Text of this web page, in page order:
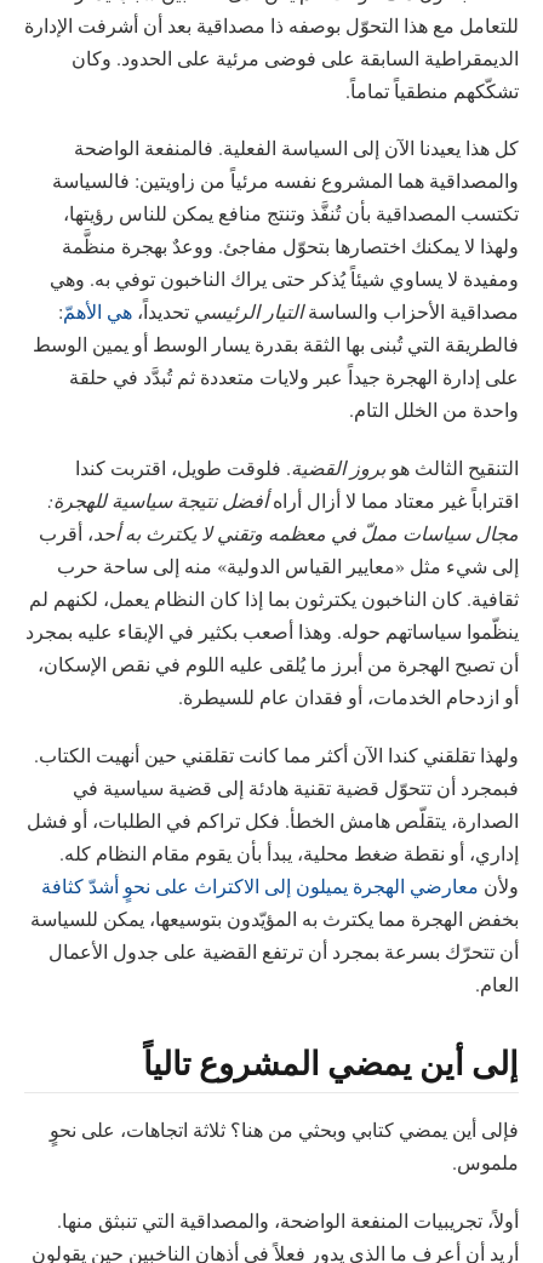
للتعامل مع هذا التحوّل بوصفه ذا مصداقية بعد أن أشرفت الإدارة
الديمقراطية السابقة على فوضى مرئية على الحدود. وكان
تشكّكهم منطقياً تماماً.
كل هذا يعيدنا الآن إلى السياسة الفعلية. فالمنفعة الواضحة
والمصداقية هما المشروع نفسه مرئياً من زاويتين: فالسياسة
تكتسب المصداقية بأن تُنفَّذ وتنتج منافع يمكن للناس رؤيتها،
ولهذا لا يمكنك اختصارها بتحوّل مفاجئ. ووعدٌ بهجرة منظَّمة
ومفيدة لا يساوي شيئاً يُذكر حتى يراك الناخبون توفي به. وهي
مصداقية الأحزاب والساسةالتيار الرئيسي تحديداً، هي الأهمّ:
فالطريقة التي تُبنى بها الثقة بقدرة يسار الوسط أو يمين الوسط
على إدارة الهجرة جيداً عبر ولايات متعددة ثم تُبدَّد في حلقة
واحدة من الخلل التام.
التنقيح الثالث هو بروز القضية. فلوقت طويل، اقتربت كندا
اقتراباً غير معتاد مما لا أزال أراهأفضل نتيجة سياسية للهجرة:
مجال سياسات مملّ في معظمه وتقني لا يكترث به أحد، أقرب
إلى شيء مثل «معايير القياس الدولية» منه إلى ساحة حرب
ثقافية. كان الناخبون يكترثون بما إذا كان النظام يعمل، لكنهم لم
ينظّموا سياساتهم حوله. وهذا أصعب بكثير في الإبقاء عليه بمجرد
أن تصبح الهجرة من أبرز ما يُلقى عليه اللوم في نقص الإسكان،
أو ازدحام الخدمات، أو فقدان عام للسيطرة.
ولهذا تقلقني كندا الآن أكثر مما كانت تقلقني حين أنهيت الكتاب.
فبمجرد أن تتحوّل قضية تقنية هادئة إلى قضية سياسية في
الصدارة، يتقلّص هامش الخطأ. فكل تراكم في الطلبات، أو فشل
إداري، أو نقطة ضغط محلية، يبدأ بأن يقوم مقام النظام كله.
ولأن معارضي الهجرة يميلون إلى الاكتراث على نحوٍ أشدّ كثافة
بخفض الهجرة مما يكترث به المؤيّدون بتوسيعها، يمكن للسياسة
أن تتحرّك بسرعة بمجرد أن ترتفع القضية على جدول الأعمال
العام.
إلى أين يمضي المشروع تالياً
فإلى أين يمضي كتابي وبحثي من هنا؟ ثلاثة اتجاهات، على نحوٍ
ملموس.
أولاً، تجريبيات المنفعة الواضحة، والمصداقية التي تنبثق منها.
أريد أن أعرف ما الذي يدور فعلاً في أذهان الناخبين حين يقولون